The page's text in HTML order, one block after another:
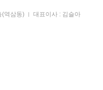
(역삼동)
대표이사 : 김슬아